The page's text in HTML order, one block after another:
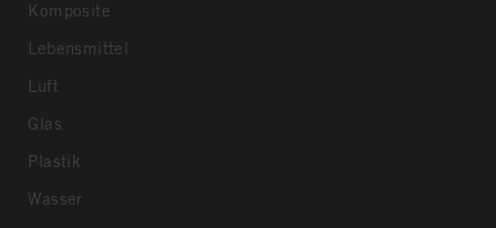
Komposite
Lebensmittel
Luft
Glas
Plastik
Wasser